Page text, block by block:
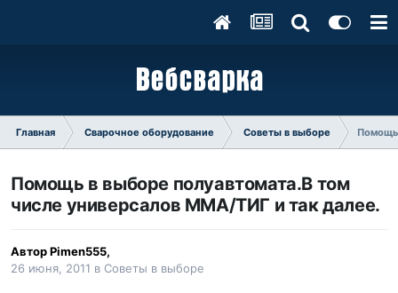
Главная Сварочное оборудование Советы в выборе Помощь
Помощь в выборе полуавтомата.В том
числе универсалов ММА/ТИГ и так далее.
АвторPimen555,
26 июня, 2011 в Советы в выборе